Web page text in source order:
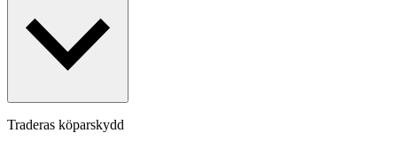
Traderas köparskydd